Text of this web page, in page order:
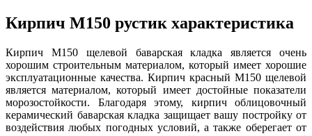
Кирпич М150 рустик характеристика
Кирпич М150 щелевой баварская кладка является очень
хорошим строительным материалом, который имеет хорошие
эксплуатационные качества. Кирпич красный М150 щелевой
является материалом, который имеет достойные показатели
морозостойкости. Благодаря этому, кирпич облицовочный
керамический баварская кладка защищает вашу постройку от
воздействия любых погодных условий, а также оберегает от